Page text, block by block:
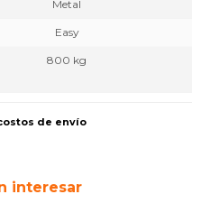
Metal
Easy
800 kg
de envío
interesar